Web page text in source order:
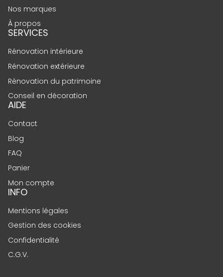
Nos marques
À propos
SERVICES
Rénovation intérieure
Rénovation extérieure
Rénovation du patrimoine
Conseil en décoration
AIDE
Contact
Blog
FAQ
Panier
Mon compte
INFO
Mentions légales
Gestion des cookies
Confidentialité
C.G.V.